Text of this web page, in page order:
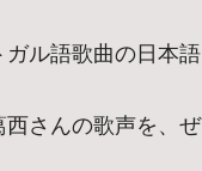
ル語歌曲の日本語
さんの歌声を、ぜ